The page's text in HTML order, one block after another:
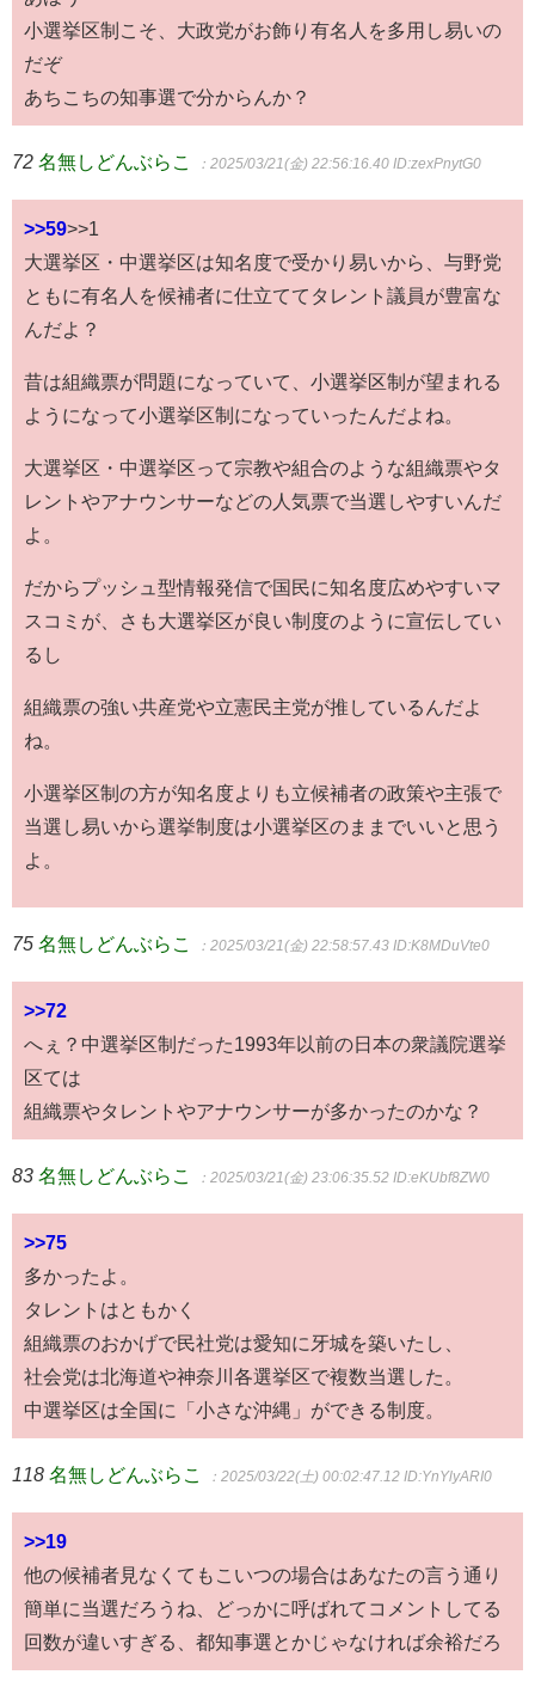
小選挙区制こそ、大政党がお飾り有名人を多用し易いの
だぞ
あちこちの知事選で分からんか？
72 名無しどんぶらこ ：2025/03/21(金) 22:56:16.40 ID:zexPnytG0
>>59>>1
大選挙区・中選挙区は知名度で受かり易いから、与野党
ともに有名人を候補者に仕立ててタレント議員が豊富な
んだよ？
昔は組織票が問題になっていて、小選挙区制が望まれる
ようになって小選挙区制になっていったんだよね。
大選挙区・中選挙区って宗教や組合のような組織票やタ
レントやアナウンサーなどの人気票で当選しやすいんだ
よ。
だからプッシュ型情報発信で国民に知名度広めやすいマ
スコミが、さも大選挙区が良い制度のように宣伝してい
るし
組織票の強い共産党や立憲民主党が推しているんだよ
ね。
小選挙区制の方が知名度よりも立候補者の政策や主張で
当選し易いから選挙制度は小選挙区のままでいいと思う
よ。
75 名無しどんぶらこ ：2025/03/21(金) 22:58:57.43 ID:K8MDuVte0
>>72
へぇ？中選挙区制だった1993年以前の日本の衆議院選挙
区ては
組織票やタレントやアナウンサーが多かったのかな？
83 名無しどんぶらこ ：2025/03/21(金) 23:06:35.52 ID:eKUbf8ZW0
>>75
多かったよ。
タレントはともかく
組織票のおかげで民社党は愛知に牙城を築いたし、
社会党は北海道や神奈川各選挙区で複数当選した。
中選挙区は全国に「小さな沖縄」ができる制度。
118 名無しどんぶらこ ：2025/03/22(土) 00:02:47.12 ID:YnYlyARI0
>>19
他の候補者見なくてもこいつの場合はあなたの言う通り
簡単に当選だろうね、どっかに呼ばれてコメントしてる
回数が違いすぎる、都知事選とかじゃなければ余裕だろ